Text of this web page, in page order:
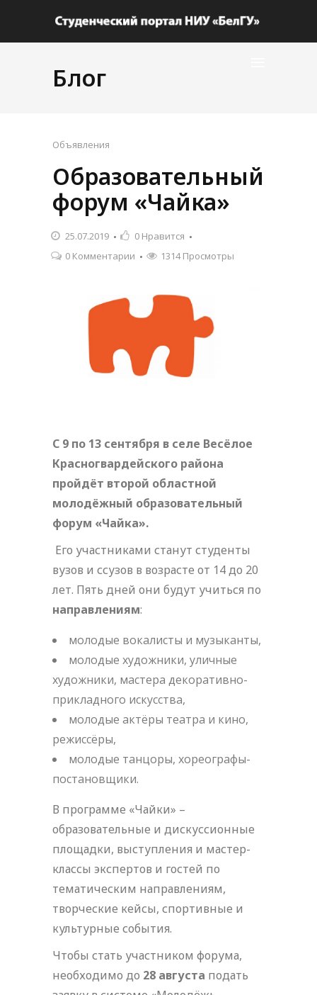
Блог
Объявления
Образовательный
форум «Чайка»
25.07.2019 0 Нравится
0 Комментарии
1314 Просмотры
С 9 по 13 сентября в селе Весёлое
Красногвардейского района
пройдёт второй областной
молодёжный образовательный
форум «Чайка».
Его участниками станут студенты
вузов и ссузов в возрасте от 14 до 20
лет. Пять дней они будут учиться по
направлениям:
молодые вокалисты и музыканты,
молодые художники, уличные
художники, мастера декоративно-
прикладного искусства,
молодые актёры театра и кино,
режиссёры,
молодые танцоры, хореографы-
постановщики.
В программе «Чайки» –
образовательные и дискуссионные
площадки, выступления и мастер-
классы экспертов и гостей по
тематическим направлениям,
творческие кейсы, спортивные и
культурные события.
Чтобы стать участником форума,
необходимо до 28 августа подать